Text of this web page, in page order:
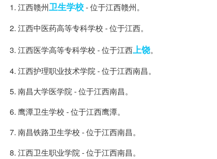
1. 江西赣州卫生学校- 位于江西赣州。
2. 江西中医药高等专科学校 - 位于江西。
3. 江西医学高等专科学校 - 位于江西上饶。
4. 江西护理职业技术学院 - 位于江西南昌。
5. 南昌大学医学院 - 位于江西南昌。
6. 鹰潭卫生学校 - 位于江西鹰潭。
7. 南昌铁路卫生学校 - 位于江西南昌。
8. 江西卫生职业学院 - 位于江西南昌。